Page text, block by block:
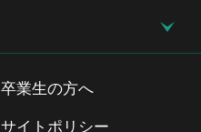
卒業生の方へ
サイトポリシー